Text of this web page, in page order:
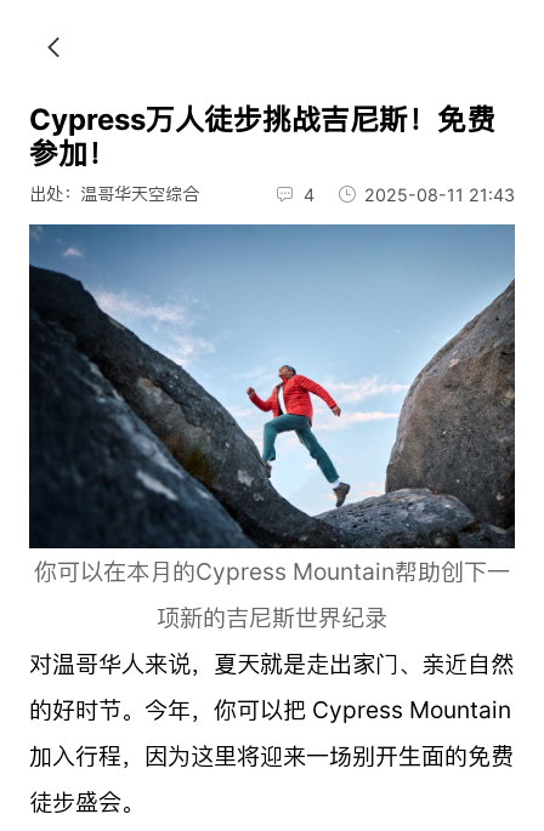
Cypress万人徒步挑战吉尼斯！免费
参加！
出处：温哥华天空综合 4 2025-08-11 21:43
你可以在本月的Cypress Mountain帮助创下一
项新的吉尼斯世界纪录
对温哥华人来说，夏天就是走出家门、亲近自然
的好时节。今年，你可以把 Cypress Mountain
加入行程，因为这里将迎来一场别开生面的免费
徒步盛会。